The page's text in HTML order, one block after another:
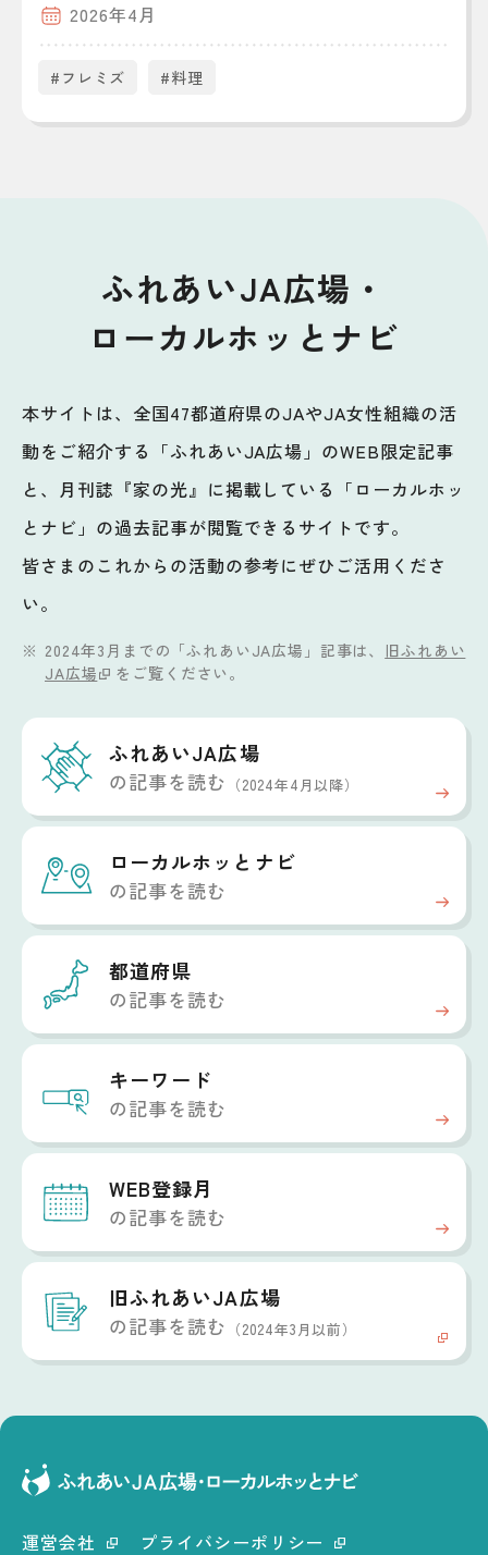
2026年4月
#フレミズ #料理
ふれあいJA広場・
ローカルホッとナビ
本サイトは、全国47都道府県のJAやJA女性組織の活
動をご紹介する「ふれあいJA広場」のWEB限定記事
と、月刊誌『家の光』に掲載している「ローカルホッ
とナビ」の過去記事が閲覧できるサイトです。
皆さまのこれからの活動の参考にぜひご活用くださ
い。
2024年3月までの「ふれあいJA広場」記事は、 旧ふれあい
JA広場
をご覧ください。
ふれあいJA広場
の記事を読む （2024年4月以降）
ローカルホッと ナビ
の記事を読む
都道府県
の記事を読む
キーワード
の記事を読む
WEB登録月
の記事を読む
旧ふれあいJA広場
の記事を読む （2024年3月以前）
運営会社 プライバシーポリシー